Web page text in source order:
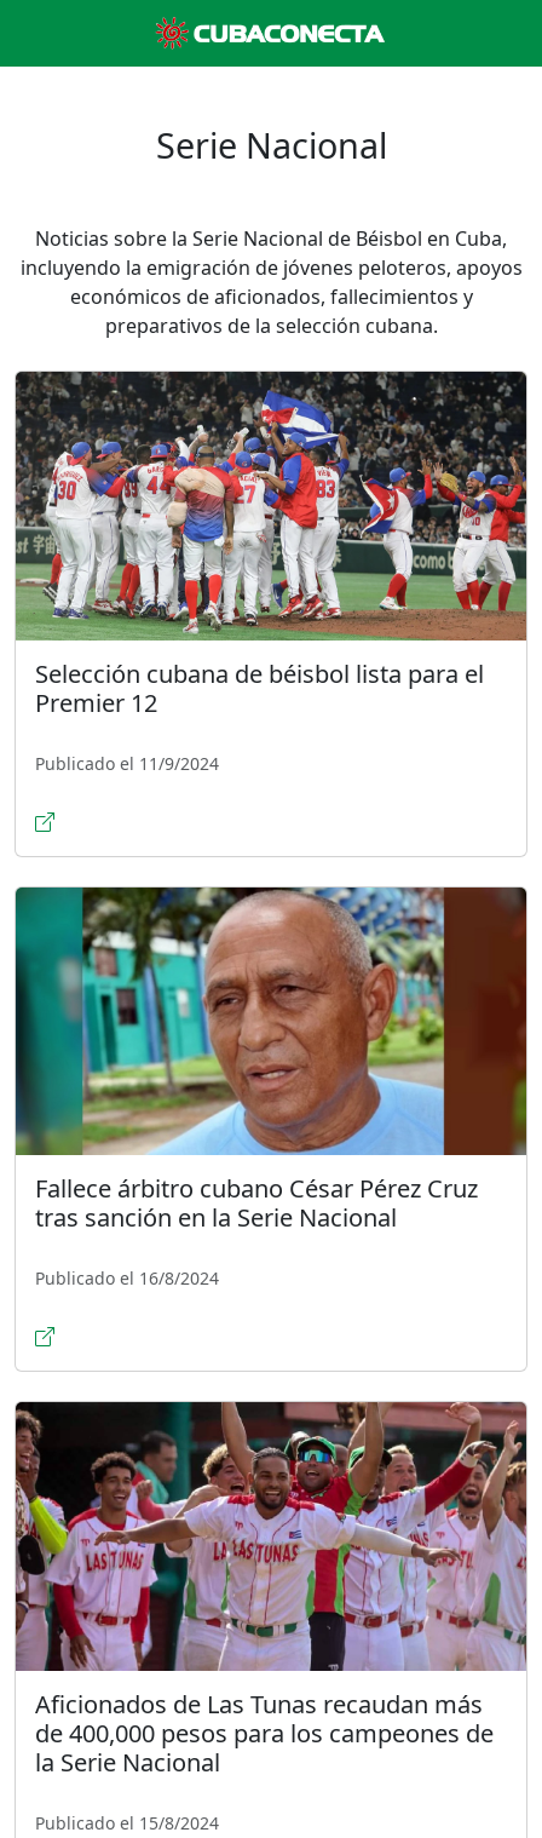
Serie Nacional
Noticias sobre la Serie Nacional de Béisbol en Cuba,
incluyendo la emigración de jóvenes peloteros, apoyos
económicos de aficionados, fallecimientos y
preparativos de la selección cubana.
Selección cubana de béisbol lista para el
Premier 12
Publicado el 11/9/2024
Fallece árbitro cubano César Pérez Cruz
tras sanción en la Serie Nacional
Publicado el 16/8/2024
Aficionados de Las Tunas recaudan más
de 400,000 pesos para los campeones de
la Serie Nacional
Publicado el 15/8/2024